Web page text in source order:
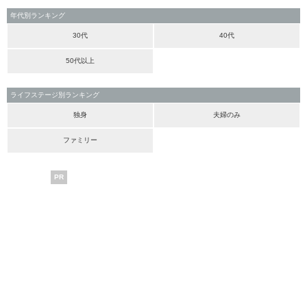
年代別ランキング
30代 40代
50代以上
ライフステージ別ランキング
独身 夫婦のみ
ファミリー
PR